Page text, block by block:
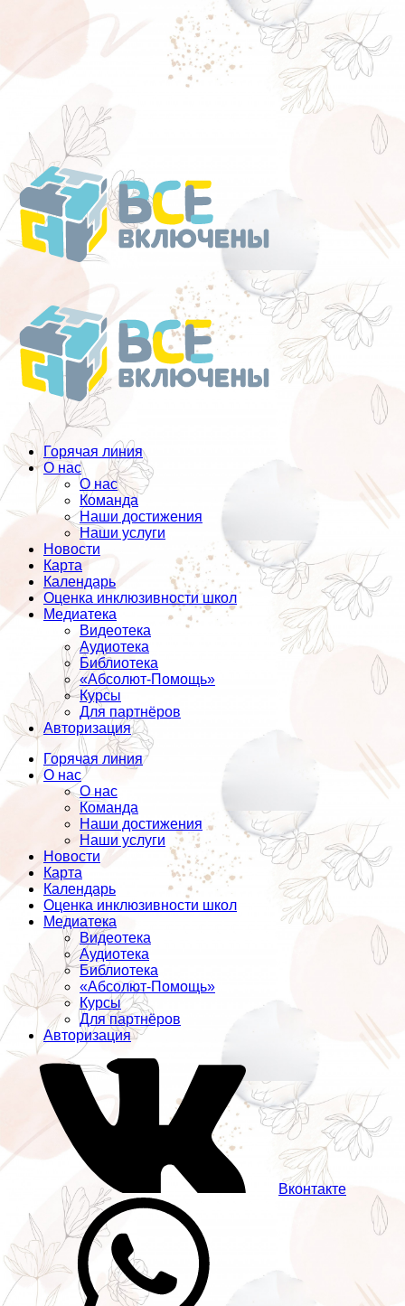
Перейти
к
содержанию
Горячая линия
О нас
О нас
Команда
Наши достижения
Наши услуги
Новости
Карта
Календарь
Оценка инклюзивности школ
Медиатека
Видеотека
Аудиотека
Библиотека
«Абсолют-Помощь»
Курсы
Для партнёров
Авторизация
Горячая линия
О нас
О нас
Команда
Наши достижения
Наши услуги
Новости
Карта
Календарь
Оценка инклюзивности школ
Медиатека
Видеотека
Аудиотека
Библиотека
«Абсолют-Помощь»
Курсы
Для партнёров
Авторизация
Вконтакте